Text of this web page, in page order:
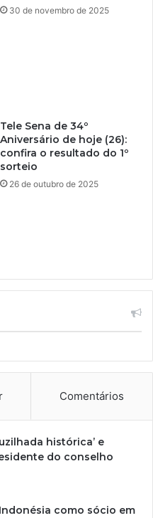
30 de novembro de 2025
Tele Sena de 34º
Aniversário de hoje (26):
confira o resultado do 1º
sorteio
26 de outubro de 2025
Comentários
histórica’ e
do conselho
como sócio em